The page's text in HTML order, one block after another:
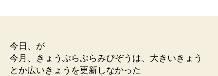
今日、が
今月、きょうぶらぶらみぴぞうは、大きいきょう
とか広いきょうを更新しなかった